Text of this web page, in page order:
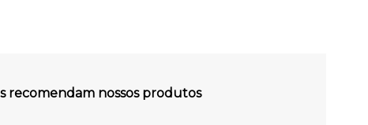
recomendam nossos produtos